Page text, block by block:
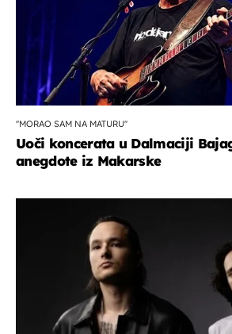
''MORAO SAM NA MATURU''
Uoči koncerata u Dalmaciji
anegdote iz Makarske